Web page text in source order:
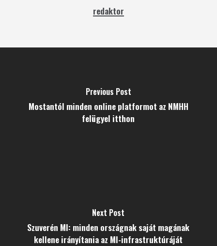
redaktor
Previous Post
Mostantól minden online platformot az NMHH
felügyel itthon
Next Post
Szuverén MI: minden országnak saját magának
kellene irányítania az MI-infrastruktúráját